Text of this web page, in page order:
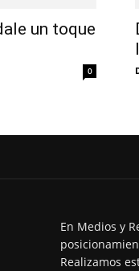
un toque
0
En Medios y
Realizamos